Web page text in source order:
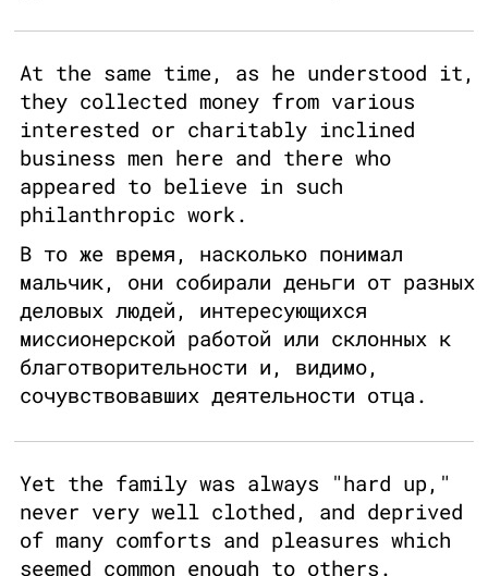
At the same time, as he understood it,
they collected money from various
interested or charitably inclined
business men here and there who
appeared to believe in such
philanthropic work.
В то же время, насколько понимал
мальчик, они собирали деньги от разных
деловых людей, интересующихся
миссионерской работой или склонных к
благотворительности и, видимо,
сочувствовавших деятельности отца.
Yet the family was always "hard up,"
never very well clothed, and deprived
of many comforts and pleasures which
seemed common enough to others.